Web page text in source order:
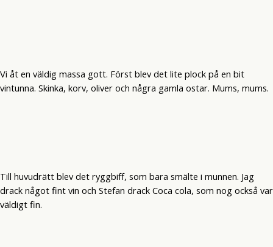
Vi åt en väldig massa gott. Först blev det lite plock på en bit
vintunna. Skinka, korv, oliver och några gamla ostar. Mums, mums.
Till huvudrätt blev det ryggbiff, som bara smälte i munnen. Jag
drack något fint vin och Stefan drack Coca cola, som nog också var
väldigt fin.